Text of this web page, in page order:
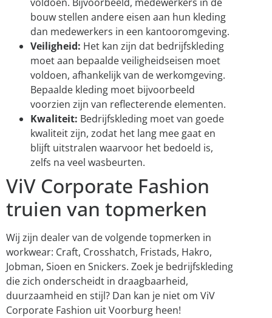
bouw stellen andere eisen aan hun kleding
dan medewerkers in een kantooromgeving.
Veiligheid: Het kan zijn dat bedrijfskleding
moet aan bepaalde veiligheidseisen moet
voldoen, afhankelijk van de werkomgeving.
Bepaalde kleding moet bijvoorbeeld
voorzien zijn van reflecterende elementen.
Kwaliteit: Bedrijfskleding moet van goede
kwaliteit zijn, zodat het lang mee gaat en
blijft uitstralen waarvoor het bedoeld is,
zelfs na veel wasbeurten.
ViV Corporate Fashion
truien van topmerken
Wij zijn dealer van de volgende topmerken in
workwear: Craft, Crosshatch, Fristads, Hakro,
Jobman, Sioen en Snickers. Zoek je bedrijfskleding
die zich onderscheidt in draagbaarheid,
duurzaamheid en stijl? Dan kan je niet om ViV
Corporate Fashion uit Voorburg heen!